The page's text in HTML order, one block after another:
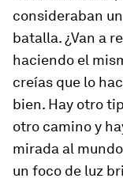
consideraban
batalla. ¿Van a
haciendo el
creías que lo
bien. Hay otro
otro camino y
mirada al
un foco de luz